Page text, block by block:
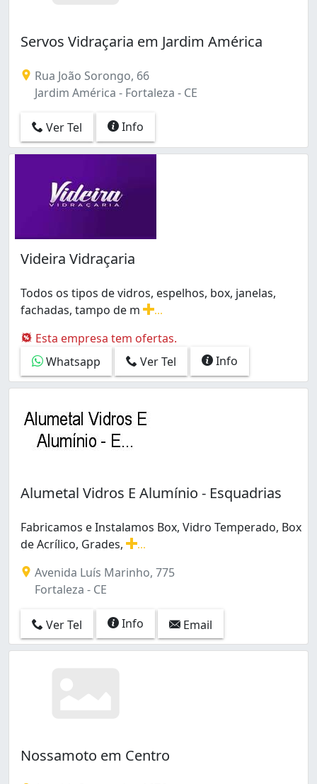
Servos Vidraçaria em Jardim América
Rua João Sorongo, 66
Jardim América - Fortaleza - CE
Ver Tel Info
Videira Vidraçaria
Todos os tipos de vidros, espelhos, box, janelas,
fachadas, tampo de m
Esta empresa tem ofertas.
Whatsapp
Ver Tel Info
Alumetal Vidros E Alumínio - Esquadrias
Fabricamos e Instalamos Box, Vidro Temperado, Box
de Acrílico, Grades,
Avenida Luís Marinho, 775
Fortaleza - CE
Ver Tel Info Email
Nossamoto em Centro